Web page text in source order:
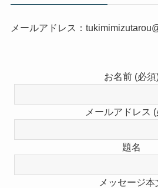
メールアドレス：
お名前 (必須
メールアドレス
題名
メッセージ本